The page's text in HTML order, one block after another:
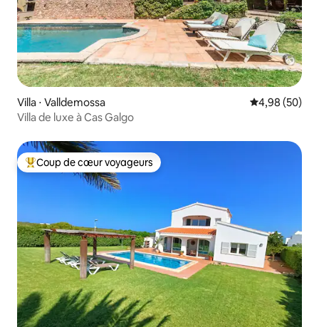
Villa ⋅ Valldemossa Évaluation
4,98 (50)
Villa de luxe à Cas Galgo
Coups de cœur voyageurs les plus appréciés
Coup de cœur voyageurs